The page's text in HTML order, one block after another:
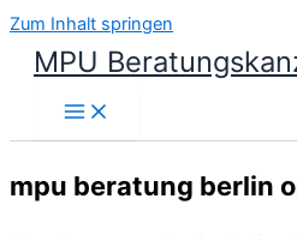
Zum Inhalt springen
MPU
mpu beratung berlin